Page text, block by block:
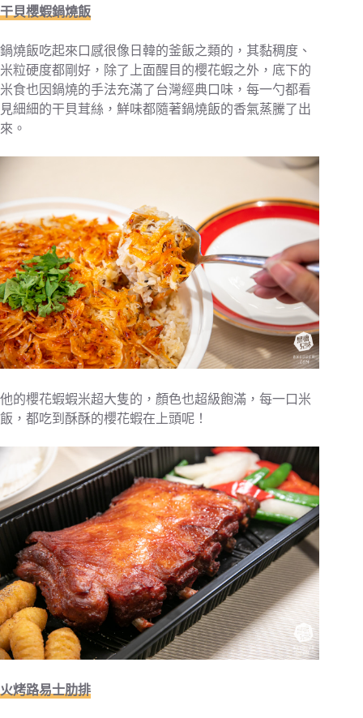
干貝櫻蝦鍋燒飯
鍋燒飯吃起來口感很像日韓的釜飯之類的，其黏稠度、
米粒硬度都剛好，除了上面醒目的櫻花蝦之外，底下的
米食也因鍋燒的手法充滿了台灣經典口味，每一勺都看
見細細的干貝茸絲，鮮味都隨著鍋燒飯的香氣蒸騰了出
來。
他的櫻花蝦蝦米超大隻的，顏色也超級飽滿，每一口米
飯，都吃到酥酥的櫻花蝦在上頭呢！
火烤路易士肋排